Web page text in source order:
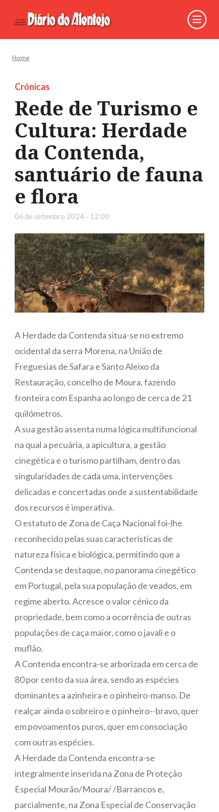
Home
Crónicas
Rede de Turismo e
Cultura: Herdade
da Contenda,
santuário de fauna
e flora
06 de setembro 2024 - 12:00
A Herdade da Contenda situa-se no extremo
ocidental da serra Morena, na União de
Freguesias de Safara e Santo Aleixo da
Restauração, concelho de Moura, fazendo
fronteira com Espanha ao longo de cerca de 21
quilómetros.
A sua gestão assenta numa lógica multifuncional
na qual a pecuária, a apicultura, a gestão
cinegética e o turismo partilham, dentro das
singularidades de cada uma, intervenções
delicadas e concertadas onde a sustentabilidade
dos recursos é imperativa.
O estatuto de Zona de Caça Nacional foi-lhe
reconhecido pelas suas características de
natureza física e biológica, permitindo que a
Contenda se destaque, no panorama cinegético
em Portugal, pela sua população de veados, em
regime aberto. Acresce o valor cénico da
propriedade, bem como a ocorrência de outras
populações de caça maior, como o javali e o
muflão.
A Contenda encontra-se arborizada em cerca de
80 por cento da sua área, sendo as espécies
dominantes a azinheira e o pinheiro-manso. De
realçar ainda o sobreiro e o pinheiro--bravo, quer
em povoamentos puros, quer em consociação
com outras espécies.
A Herdade da Contenda encontra-se
integralmente inserida na Zona de Proteção
Especial Mourão/Moura/ /Barrancos e,
parcialmente, na Zona Especial de Conservação